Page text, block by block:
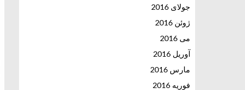
جولای 2016
ژوئن 2016
می 2016
آوریل 2016
مارس 2016
فوریه 2016